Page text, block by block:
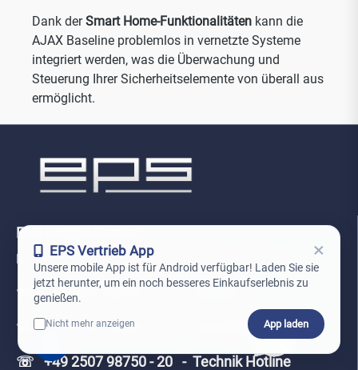
Dank derSmart Home-Funktionalitäten kann die
AJAX Baseline problemlos in vernetzte Systeme
integriert werden, was die Überwachung und
Steuerung Ihrer Sicherheitselemente von überall aus
ermöglicht.
EPS Hotline Service
Mo-Do: 8:00 - 17:00 Uhr und Fr: 8:00 - 16:00 Uhr
☏ +49 2507 98750 - 0 - Zentrale
☏ +49 2507 98750 - 10 - Bestellung
☏ +49 2507 98750 - 20 - Technik Hotline
EPS Vertrieb App ×
Unsere mobile App ist für Android verfügbar! Laden Sie sie
jetzt herunter, um ein noch besseres Einkaufserlebnis zu
genießen.
Nicht mehr anzeigen App laden